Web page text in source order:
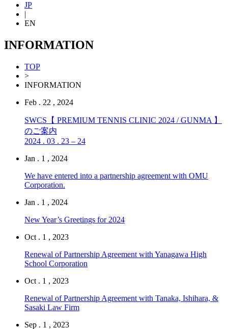
JP
|
EN
INFORMATION
TOP
>
INFORMATION
Feb . 22 , 2024
SWCS【 PREMIUM TENNIS CLINIC 2024 / GUNMA 】
のご案内
2024 . 03 . 23 – 24
Jan . 1 , 2024
We have entered into a partnership agreement with OMU
Corporation.
Jan . 1 , 2024
New Year’s Greetings for 2024
Oct . 1 , 2023
Renewal of Partnership Agreement with Yanagawa High
School Corporation
Oct . 1 , 2023
Renewal of Partnership Agreement with Tanaka, Ishihara, &
Sasaki Law Firm
Sep . 1 , 2023